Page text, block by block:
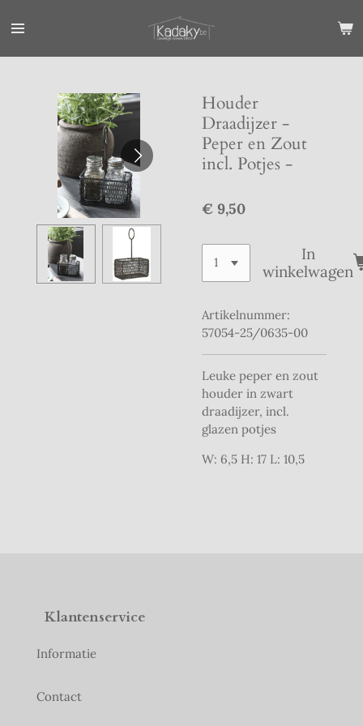
direct
Houder
Draadijzer -
Peper en Zout
incl. Potjes -
€ 9,50
In
winkelwagen
Artikelnummer:
57054-25/0635-00
Leuke peper en zout
houder in zwart
draadijzer, incl.
glazen potjes
W: 6,5 H: 17 L: 10,5
Klantenservice
Informatie
Contact